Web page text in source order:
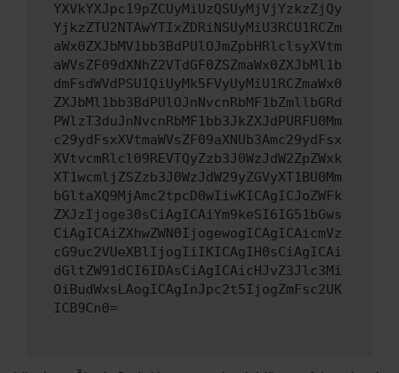
YXVkYXJpc19pZCUyMiUzQSUyMjVjYzkzZjQy
YjkzZTU2NTAwYTIxZDRiNSUyMiU3RCU1RCZm
aWx0ZXJbMV1bb3BdPUlOJmZpbHRlclsyXVtm
aWVsZF09dXNhZ2VTdGF0ZSZmaWx0ZXJbMl1b
dmFsdWVdPSU1QiUyMk5FVyUyMiU1RCZmaWx0
ZXJbMl1bb3BdPUlOJnNvcnRbMF1bZmllbGRd
PWlzT3duJnNvcnRbMF1bb3JkZXJdPURFU0Mm
c29ydFsxXVtmaWVsZF09aXNUb3Amc29ydFsx
XVtvcmRlcl09REVTQyZzb3J0WzJdW2ZpZWxk
XT1wcmljZSZzb3J0WzJdW29yZGVyXT1BU0Mm
bGltaXQ9MjAmc2tpcD0wIiwKICAgICJoZWFk
ZXJzIjoge30sCiAgICAiYm9keSI6IG51bGws
CiAgICAiZXhwZWN0IjogewogICAgICAicmVz
cG9uc2VUeXBlIjogIiIKICAgIH0sCiAgICAi
dGltZW91dCI6IDAsCiAgICAicHJvZ3Jlc3Mi
OiBudWxsLAogICAgInJpc2t5IjogZmFsc2UK
ICB9Cn0=